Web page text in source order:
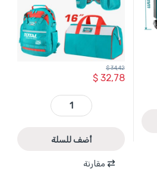
$32,78
$34,42
TOS230912 - طقم حقائب عدة قماشية سترة عدة + حقيبة قماشية على الخصر + حقيبة عدة على الظهر + حقيبة قماشية 16 انش ماركة TOTAL quantity
أضف للسلة
مقارنة